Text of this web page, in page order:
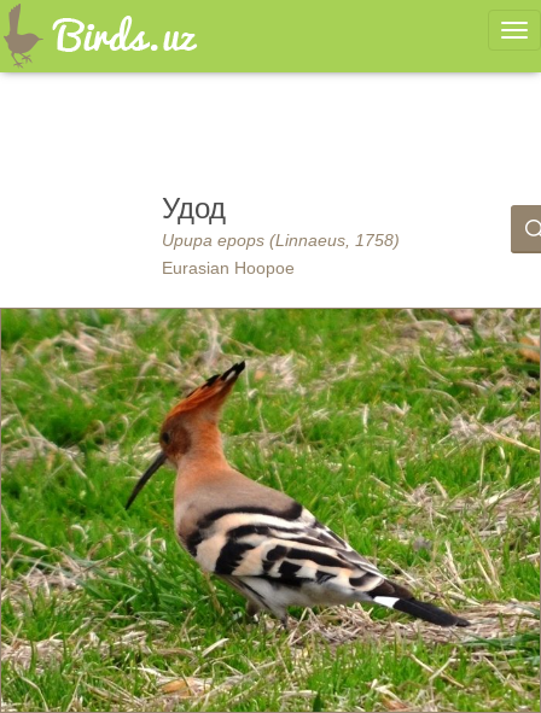
Удод
Upupa epops (Linnaeus, 1758)
Eurasian Hoopoe